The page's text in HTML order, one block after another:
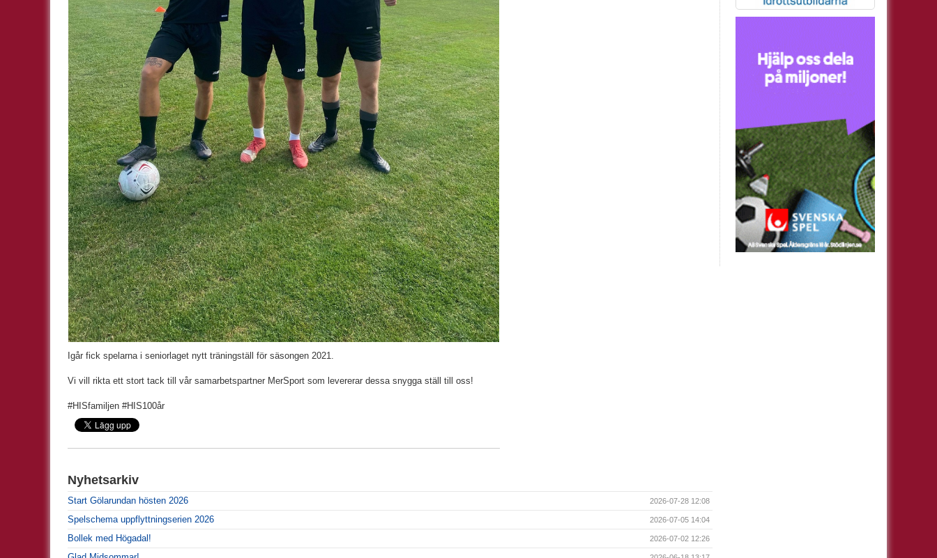
Igår fick spelarna i seniorlaget nytt träningställ för säsongen 2021.
Vi vill rikta ett stort tack till vår samarbetspartner MerSport som levererar dessa snygga ställ till oss!
#HISfamiljen #HIS100år
Nyhetsarkiv
Start Gölarundan hösten 2026 2026-07-28 12:08
Spelschema uppflyttningserien 2026 2026-07-05 14:04
Bollek med Högadal! 2026-07-02 12:26